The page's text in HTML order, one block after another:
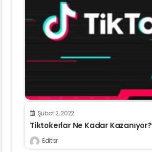
Şubat 2, 2022
Tiktokerlar Ne Kadar Kazanıyor?
Editor